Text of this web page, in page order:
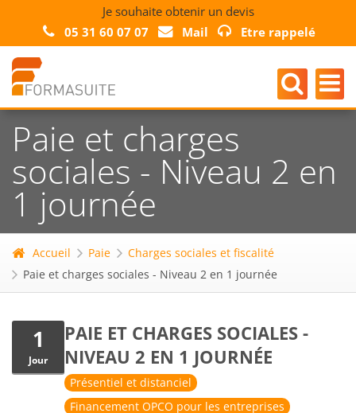
Je souhaite obtenir un devis
05 31 60 07 07
Mail Etre rappelé
Paie et charges
sociales - Niveau 2 en
1 journée
Accueil Paie
Charges sociales et fiscalité
Paie et charges sociales - Niveau 2 en 1 journée
1
Jour
PAIE ET CHARGES SOCIALES -
NIVEAU 2 EN 1 JOURNÉE
Présentiel et distanciel
Financement OPCO pour les entreprises